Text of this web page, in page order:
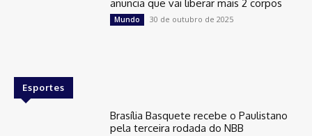
anuncia que vai liberar mais 2 corpos
Mundo 30 de outubro de 2025
Esportes
Brasília Basquete recebe o Paulistano
pela terceira rodada do NBB